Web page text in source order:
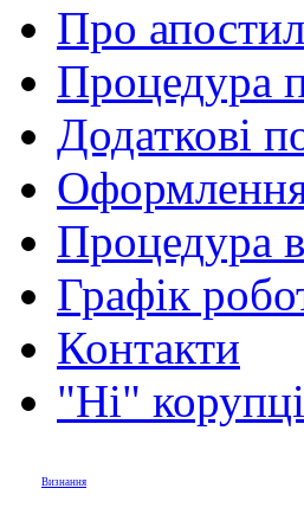
Про
Процедура
Додаткові
Оформлення
Процедура
Графік
Контакти
"Ні"
Визнання